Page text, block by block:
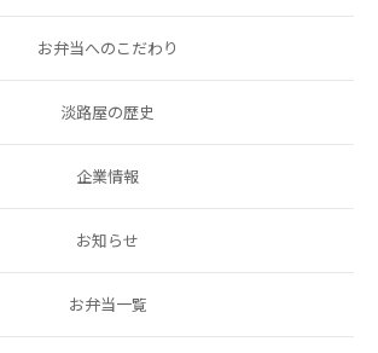
お弁当へのこだわり
淡路屋の歴史
企業情報
お知らせ
お弁当一覧